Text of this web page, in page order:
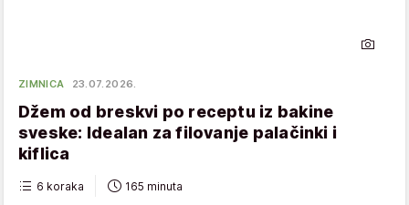
ZIMNICA 23.07.2026.
Džem od breskvi po receptu iz bakine
sveske: Idealan za filovanje palačinki i
kiflica
6 koraka 165 minuta